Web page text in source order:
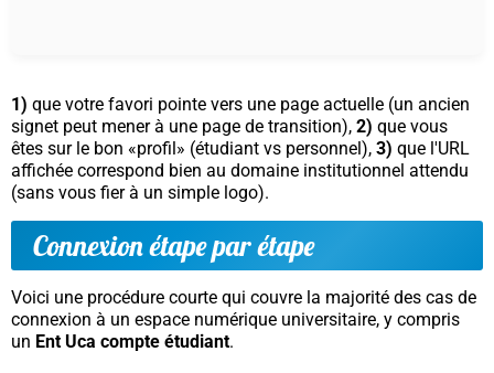
1) que votre favori pointe vers une page actuelle (un ancien
signet peut mener à une page de transition), 2) que vous
êtes sur le bon «profil» (étudiant vs personnel), 3) que l'URL
affichée correspond bien au domaine institutionnel attendu
(sans vous fier à un simple logo).
Connexion étape par étape
Voici une procédure courte qui couvre la majorité des cas de
connexion à un espace numérique universitaire, y compris
un Ent Uca compte étudiant.